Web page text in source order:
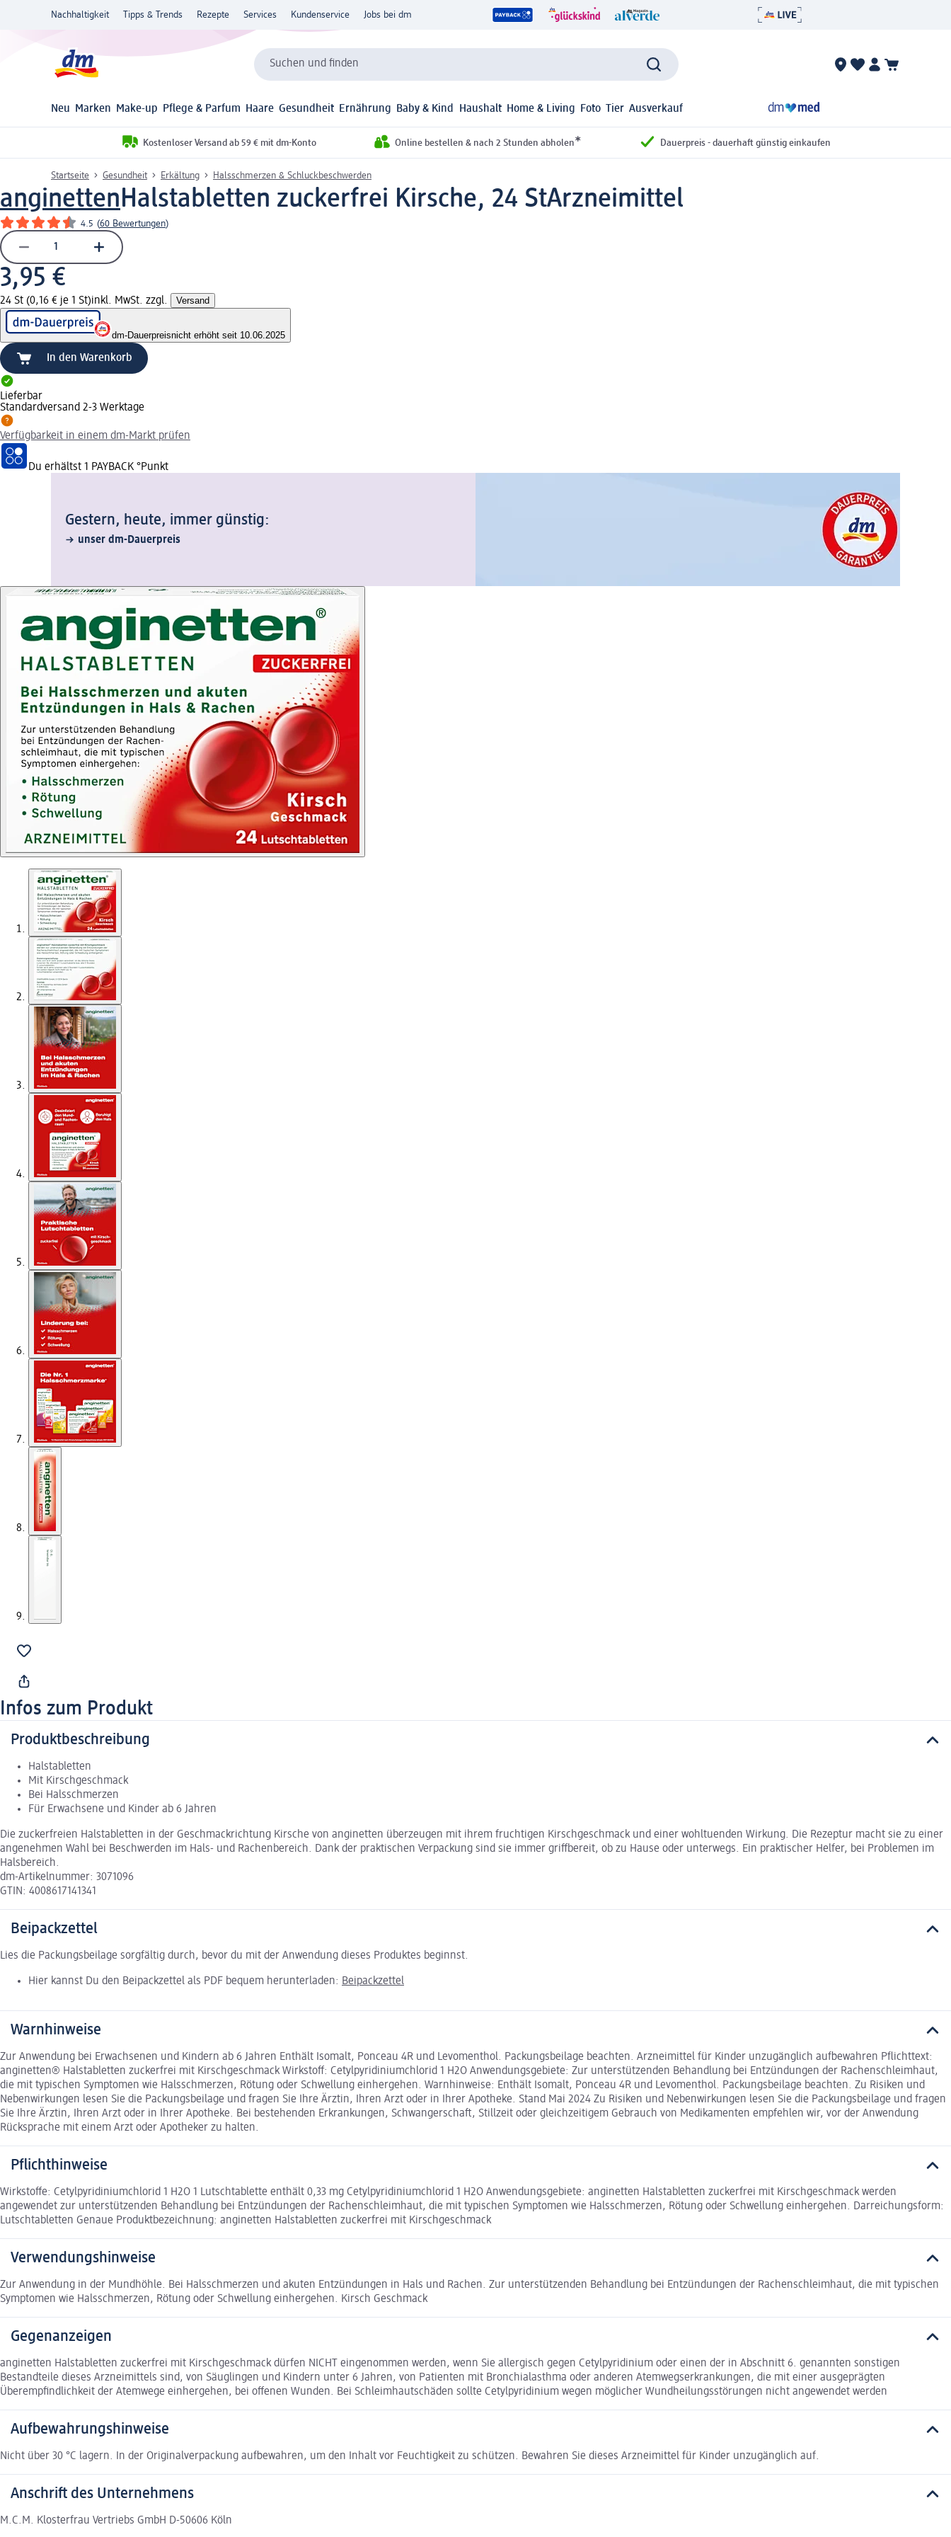
Nachhaltigkeit Tipps & Trends Rezepte Services Kundenservice Jobs bei dm
Suchen und finden
Neu Marken Make-up Pflege & Parfum Haare Gesundheit Ernährung Baby & Kind Haushalt Home & Living Foto Tier Ausverkauf
Kostenloser Versand ab 59 € mit dm-Konto Online bestellen & nach 2 Stunden abholen* Dauerpreis - dauerhaft günstig einkaufen
Startseite Gesundheit Erkältung Halsschmerzen & Schluckbeschwerden
anginettenHalstabletten zuckerfrei Kirsche, 24 StArzneimittel
4.5 (60 Bewertungen)
3,95 €
24 St (0,16 € je 1 St)inkl. MwSt. zzgl. Versand
dm-Dauerpreisnicht erhöht seit 10.06.2025
In den Warenkorb
Lieferbar
Standardversand 2-3 Werktage
Verfügbarkeit in einem dm-Markt prüfen
Du erhältst 1 PAYBACK °Punkt
Gestern, heute, immer günstig:
unser dm-Dauerpreis
Infos zum Produkt
Produktbeschreibung
Halstabletten
Mit Kirschgeschmack
Bei Halsschmerzen
Für Erwachsene und Kinder ab 6 Jahren
Die zuckerfreien Halstabletten in der Geschmackrichtung Kirsche von anginetten überzeugen mit ihrem fruchtigen Kirschgeschmack und einer wohltuenden Wirkung. Die Rezeptur macht sie zu einer
angenehmen Wahl bei Beschwerden im Hals- und Rachenbereich. Dank der praktischen Verpackung sind sie immer griffbereit, ob zu Hause oder unterwegs. Ein praktischer Helfer, bei Problemen im
Halsbereich.
dm-Artikelnummer: 3071096
GTIN: 4008617141341
Beipackzettel
Lies die Packungsbeilage sorgfältig durch, bevor du mit der Anwendung dieses Produktes beginnst.
Hier kannst Du den Beipackzettel als PDF bequem herunterladen: Beipackzettel
Warnhinweise
Zur Anwendung bei Erwachsenen und Kindern ab 6 Jahren Enthält Isomalt, Ponceau 4R und Levomenthol. Packungsbeilage beachten. Arzneimittel für Kinder unzugänglich aufbewahren Pflichttext:
anginetten® Halstabletten zuckerfrei mit Kirschgeschmack Wirkstoff: Cetylpyridiniumchlorid 1 H2O Anwendungsgebiete: Zur unterstützenden Behandlung bei Entzündungen der Rachenschleimhaut,
die mit typischen Symptomen wie Halsschmerzen, Rötung oder Schwellung einhergehen. Warnhinweise: Enthält Isomalt, Ponceau 4R und Levomenthol. Packungsbeilage beachten. Zu Risiken und
Nebenwirkungen lesen Sie die Packungsbeilage und fragen Sie Ihre Ärztin, Ihren Arzt oder in Ihrer Apotheke. Stand Mai 2024 Zu Risiken und Nebenwirkungen lesen Sie die Packungsbeilage und fragen
Sie Ihre Ärztin, Ihren Arzt oder in Ihrer Apotheke. Bei bestehenden Erkrankungen, Schwangerschaft, Stillzeit oder gleichzeitigem Gebrauch von Medikamenten empfehlen wir, vor der Anwendung
Rücksprache mit einem Arzt oder Apotheker zu halten.
Pflichthinweise
Wirkstoffe: Cetylpyridiniumchlorid 1 H2O 1 Lutschtablette enthält 0,33 mg Cetylpyridiniumchlorid 1 H2O Anwendungsgebiete: anginetten Halstabletten zuckerfrei mit Kirschgeschmack werden
angewendet zur unterstützenden Behandlung bei Entzündungen der Rachenschleimhaut, die mit typischen Symptomen wie Halsschmerzen, Rötung oder Schwellung einhergehen. Darreichungsform:
Lutschtabletten Genaue Produktbezeichnung: anginetten Halstabletten zuckerfrei mit Kirschgeschmack
Verwendungshinweise
Zur Anwendung in der Mundhöhle. Bei Halsschmerzen und akuten Entzündungen in Hals und Rachen. Zur unterstützenden Behandlung bei Entzündungen der Rachenschleimhaut, die mit typischen
Symptomen wie Halsschmerzen, Rötung oder Schwellung einhergehen. Kirsch Geschmack
Gegenanzeigen
anginetten Halstabletten zuckerfrei mit Kirschgeschmack dürfen NICHT eingenommen werden, wenn Sie allergisch gegen Cetylpyridinium oder einen der in Abschnitt 6. genannten sonstigen
Bestandteile dieses Arzneimittels sind, von Säuglingen und Kindern unter 6 Jahren, von Patienten mit Bronchialasthma oder anderen Atemwegserkrankungen, die mit einer ausgeprägten
Überempfindlichkeit der Atemwege einhergehen, bei offenen Wunden. Bei Schleimhautschäden sollte Cetylpyridinium wegen möglicher Wundheilungsstörungen nicht angewendet werden
Aufbewahrungshinweise
Nicht über 30 °C lagern. In der Originalverpackung aufbewahren, um den Inhalt vor Feuchtigkeit zu schützen. Bewahren Sie dieses Arzneimittel für Kinder unzugänglich auf.
Anschrift des Unternehmens
M.C.M. Klosterfrau Vertriebs GmbH D-50606 Köln